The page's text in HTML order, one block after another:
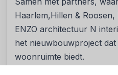
Haarlem,Hillen &
ENZO architectuur N
het nieuwbouwproject
woonruimte biedt.